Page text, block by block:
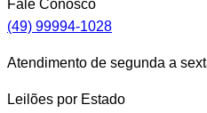
Fale Conosco
(49) 99994-1028
Atendimento de segunda a
Leilões por Estado